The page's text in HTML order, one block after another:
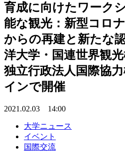
育成に向けたワーク
能な観光：新型コロ
からの再建と新たな
洋大学・国連世界観
独立行政法人国際協
インで開催
2021.02.03 14:00
大学ニュース
イベント
国際交流